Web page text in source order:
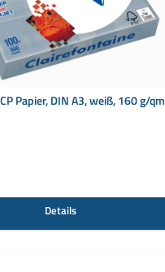
Clairefontaine DCP Papier, DIN A3, weiß, 160 g/qm
Details